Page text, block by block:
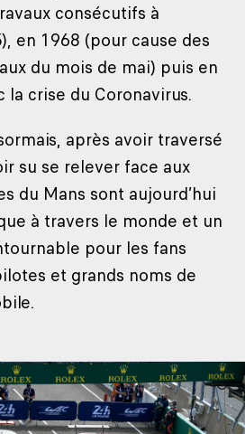
consécutifs à
en 1968 (pour cause des
du mois de mai) puis en
la crise du Coronavirus.
après avoir traversé
su se relever face aux
du Mans sont aujourd’hui
à travers le monde et un
pour les fans
et grands noms de